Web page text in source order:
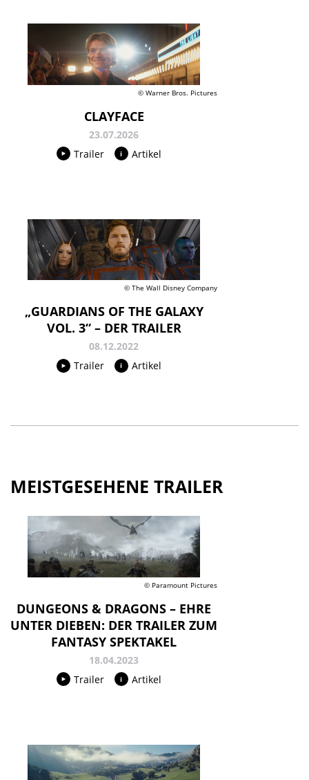
© Warner Bros. Pictures
CLAYFACE
23.07.2026
Trailer
Artikel
© The Wall Disney Company
„GUARDIANS OF THE GALAXY
VOL. 3“ – DER TRAILER
08.12.2022
Trailer
Artikel
MEISTGESEHENE TRAILER
© Paramount Pictures
DUNGEONS & DRAGONS – EHRE
UNTER DIEBEN: DER TRAILER ZUM
FANTASY SPEKTAKEL
18.04.2023
Trailer
Artikel